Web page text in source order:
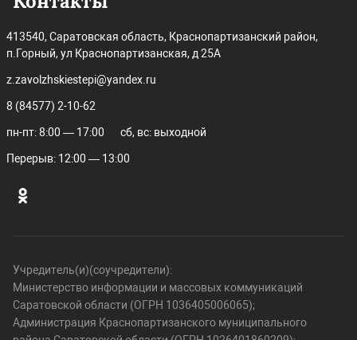
413540, Саратовская область, Краснопартизанский район,
п.Горный, ул Краснопартизанская, д 25А
z.zavolzhskiestepi@yandex.ru
8 (84577) 2-10-62
пн-пт: 8:00 — 17:00 сб, вс: выходной
Перерыв: 12:00 — 13:00
Учредитель(и)(соучредители):
Министерство информации и массовых коммуникаций
Саратовской области (ОГРН 1036405006065);
Администрация Краснопартизанского муниципального